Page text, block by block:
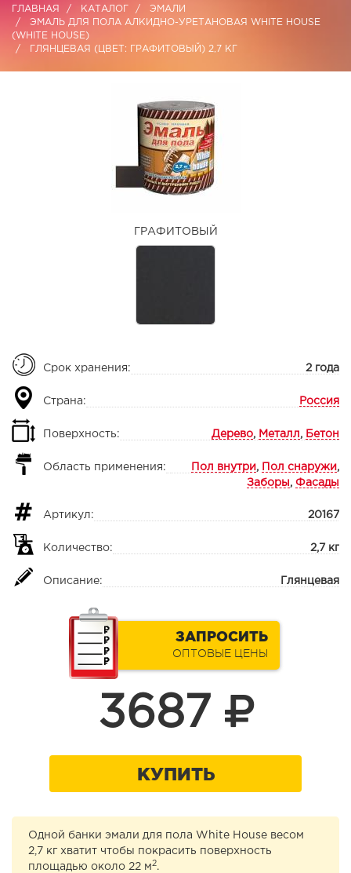
ГЛАВНАЯ КАТАЛОГ
ЭМАЛИ
ЭМАЛЬ ДЛЯ ПОЛА АЛКИДНО-УРЕТАНОВАЯ WHITE HOUSE
(WHITE HOUSE)
ГЛЯНЦЕВАЯ (ЦВЕТ: ГРАФИТОВЫЙ) 2,7 КГ
ГРАФИТОВЫЙ
Срок хранения: 2 года
Страна: Россия
Поверхность: Дерево, Металл , Бетон
Область применения: Пол внутри , Пол снаружи ,
Заборы , Фасады
Артикул: 20167
Количество: 2,7 кг
Описание: Глянцевая
ЗАПРОСИТЬ
ОПТОВЫЕ ЦЕНЫ
3687
КУПИТЬ
Одной банки эмали для пола White House весом
2,7 кг хватит чтобы покрасить поверхность
площадью около 22 м 2.